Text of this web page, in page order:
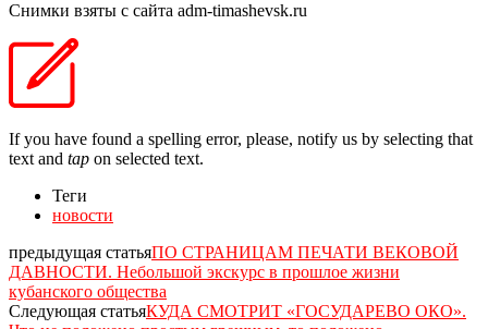
Снимки взяты с сайта adm-timashevsk.ru
If you have found a spelling error, please, notify us by selecting that
text and tap on selected text.
Теги
новости
предыдущая статьяПО СТРАНИЦАМ ПЕЧАТИ ВЕКОВОЙ
ДАВНОСТИ. Небольшой экскурс в прошлое жизни
кубанского общества
Следующая статьяКУДА СМОТРИТ «ГОСУДАРЕВО ОКО».